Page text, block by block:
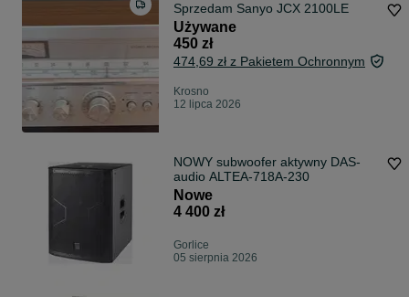
Sprzedam Sanyo JCX 2100LE
Używane
450 zł
474,69 zł z Pakietem Ochronnym
Krosno
12 lipca 2026
NOWY subwoofer aktywny DAS-
audio ALTEA-718A-230
Nowe
4 400 zł
Gorlice
05 sierpnia 2026